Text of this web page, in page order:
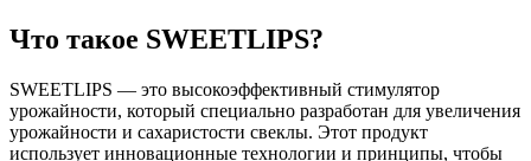
Что такое SWEETLIPS?
SWEETLIPS — это высокоэффективный стимулятор
урожайности, который специально разработан для увеличения
урожайности и сахаристости свеклы. Этот продукт
использует инновационные технологии и принципы, чтобы